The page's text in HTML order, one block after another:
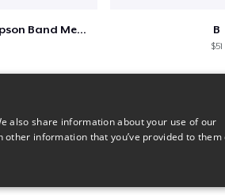
Shine - Bobby Thompson Band Merch B
$51
also share information about your use of our
information that you’ve provided to them